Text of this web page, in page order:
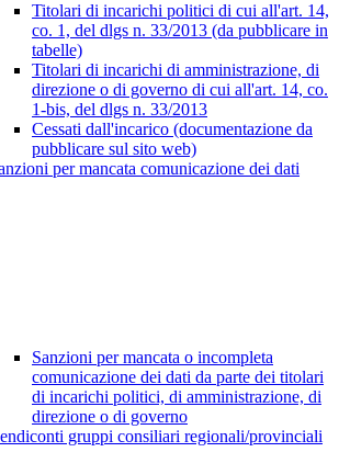
Titolari di incarichi politici di cui all'art. 14,
co. 1, del dlgs n. 33/2013 (da pubblicare in
tabelle)
Titolari di incarichi di amministrazione, di
direzione o di governo di cui all'art. 14, co.
1-bis, del dlgs n. 33/2013
Cessati dall'incarico (documentazione da
pubblicare sul sito web)
per mancata comunicazione dei dati
Sanzioni per mancata o incompleta
comunicazione dei dati da parte dei titolari
di incarichi politici, di amministrazione, di
direzione o di governo
gruppi consiliari regionali/provinciali